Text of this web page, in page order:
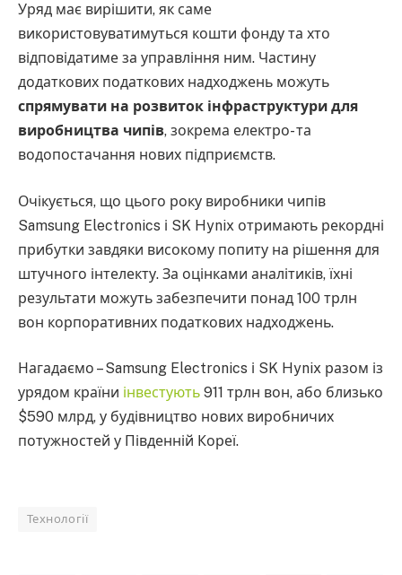
Уряд має вирішити, як саме
використовуватимуться кошти фонду та хто
відповідатиме за управління ним. Частину
додаткових податкових надходжень можуть
спрямувати на розвиток інфраструктури для
виробництва чипів, зокрема електро- та
водопостачання нових підприємств.
Очікується, що цього року виробники чипів
Samsung Electronics і SK Hynix отримають рекордні
прибутки завдяки високому попиту на рішення для
штучного інтелекту. За оцінками аналітиків, їхні
результати можуть забезпечити понад 100 трлн
вон корпоративних податкових надходжень.
Нагадаємо – Samsung Electronics і SK Hynix разом із
урядом країни інвестують 911 трлн вон, або близько
$590 млрд, у будівництво нових виробничих
потужностей у Південній Кореї.
Технології